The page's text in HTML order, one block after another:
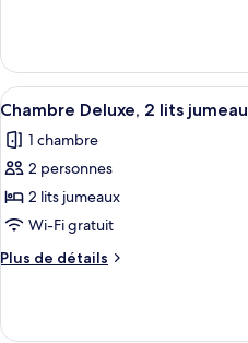
Chambre
Deluxe,
1
très
grand
lit
et
1
canapé-
Chambre
Deluxe,
1
grand
lit
canapé-
Afficher
toutes
les
photos
pour
ce
type
de
Chambre
8
Chambre Deluxe, 2 lits
1 chambre
2 personnes
2 lits jumeaux
Wi-Fi gratuit
Plus de détails
Plus
Chambre